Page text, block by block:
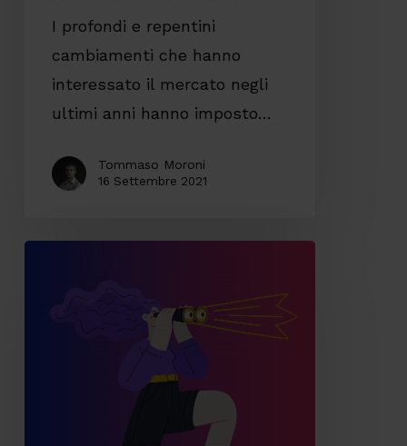
I profondi e repentini
cambiamenti che hanno
interessato il mercato negli
ultimi anni hanno imposto…
Tommaso Moroni
16 Settembre 2021
microservizi: